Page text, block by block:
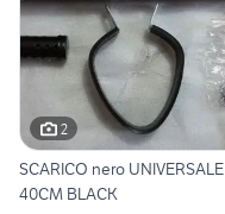
2
SCARICO nero UNIVERSALE
40CM BLACK